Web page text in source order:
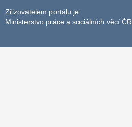
Zřizovatelem portálu je
Ministerstvo práce a sociálních věcí ČR